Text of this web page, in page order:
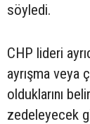
söyledi.
CHP lideri
ayrışma veya
olduklarını
zedeleyecek